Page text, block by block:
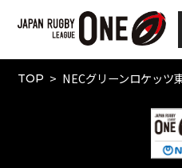
TOP NECグリーンロケッ